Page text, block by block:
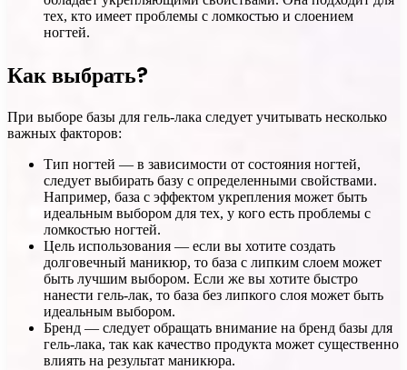
тех, кто имеет проблемы с ломкостью и слоением
ногтей.
Как выбрать?
При выборе базы для гель-лака следует учитывать несколько
важных факторов:
Тип ногтей — в зависимости от состояния ногтей,
следует выбирать базу с определенными свойствами.
Например, база с эффектом укрепления может быть
идеальным выбором для тех, у кого есть проблемы с
ломкостью ногтей.
Цель использования — если вы хотите создать
долговечный маникюр, то база с липким слоем может
быть лучшим выбором. Если же вы хотите быстро
нанести гель-лак, то база без липкого слоя может быть
идеальным выбором.
Бренд — следует обращать внимание на бренд базы для
гель-лака, так как качество продукта может существенно
влиять на результат маникюра.